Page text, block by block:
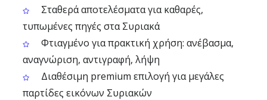
Σταθερά αποτελέσματα για καθαρές,
τυπωμένες πηγές στα Συριακά
Φτιαγμένο για πρακτική χρήση: ανέβασμα,
αναγνώριση, αντιγραφή, λήψη
Διαθέσιμη premium επιλογή για μεγάλες
παρτίδες εικόνων Συριακών